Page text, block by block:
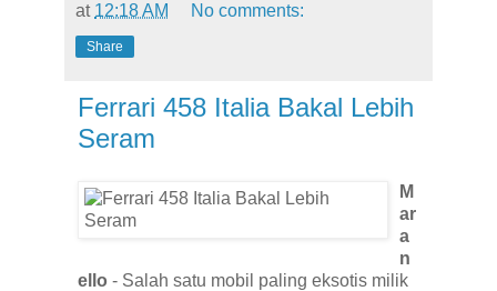
at 12:18 AM No comments:
Share
Ferrari 458 Italia Bakal Lebih
Seram
M
ar
a
n
ello - Salah satu mobil paling eksotis milik